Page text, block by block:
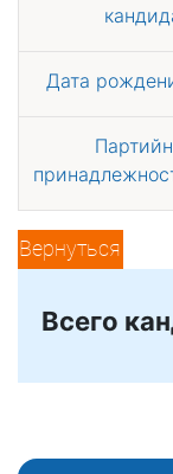
Дата
Вернуться
Всего